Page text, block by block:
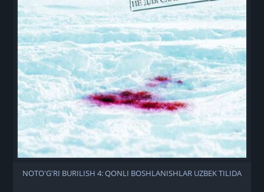
NOTO'G'RI BURILISH 4: QONLI BOSHLANISHLAR UZBEK TILIDA